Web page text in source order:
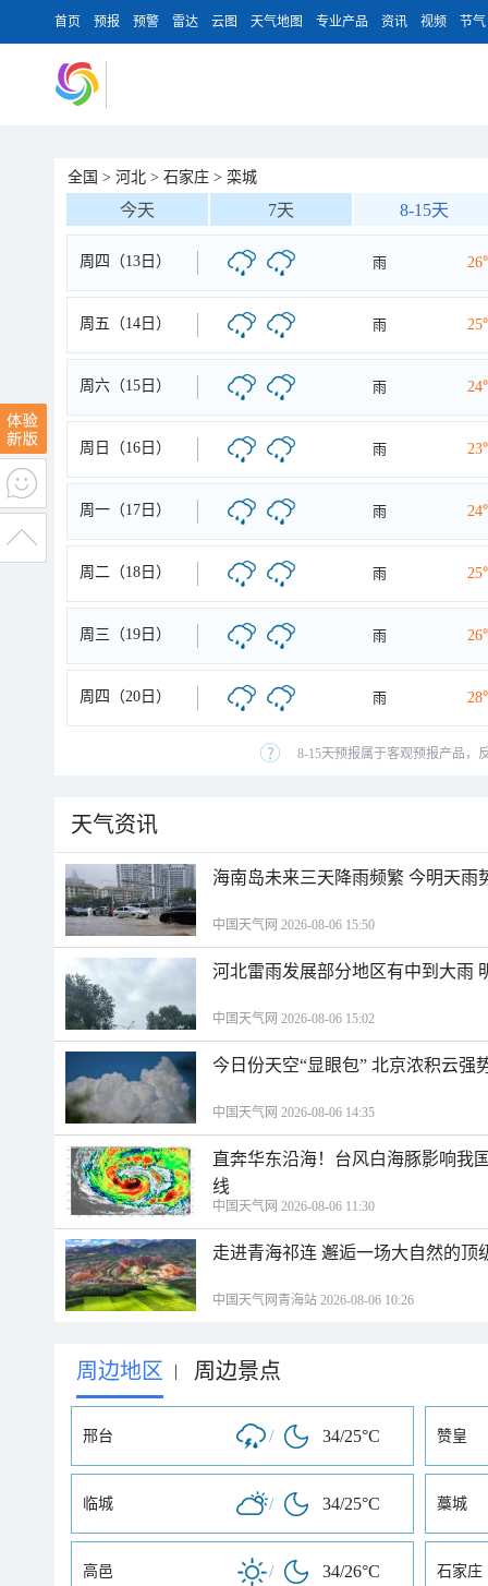
首页 预报 预警 雷达 云图 天气地图 专业产品 资讯 视频 节气
全国 > 河北 > 石家庄 > 栾城
今天 7天 8-15天
周四（13日） 雨
周五（14日） 雨
周六（15日） 雨
周日（16日） 雨
周一（17日） 雨
周二（18日） 雨
周三（19日） 雨
周四（20日） 雨
8-15天预报属于客观预报产品，
天气资讯
海南岛未来三天降雨频繁 今明天雨
中国天气网 2026-08-06 15:50
河北雷雨发展部分地区有中到大雨
中国天气网 2026-08-06 15:02
今日份天空“显眼包” 北京浓积云强
中国天气网 2026-08-06 14:35
直奔华东沿海！台风白海豚影响我
线
中国天气网 2026-08-06 11:30
走进青海祁连 邂逅一场大自然的顶
中国天气网青海站 2026-08-06 10:26
周边地区 | 周边景点
邢台 / 34/25°C 赞皇
临城 / 34/25°C 藁城
高邑 / 34/26°C 石家庄